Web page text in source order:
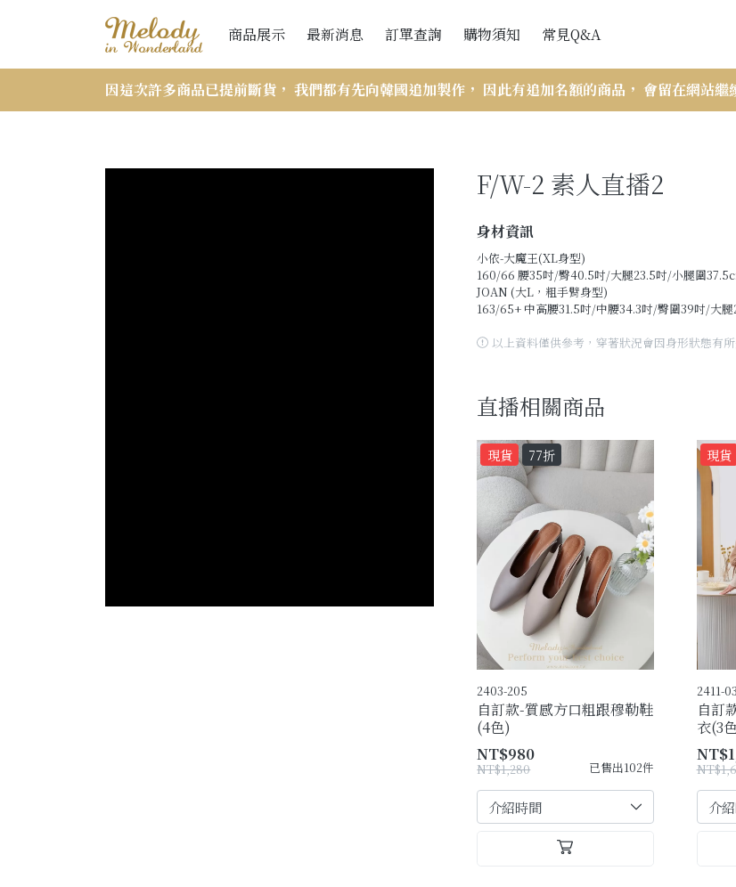
商品展示 最新消息 訂單查詢
訪客訂單查詢
購物須知
付款與出貨
折扣辦法
售後服務-瑕疵與寄錯商品
商品尺寸帳量示意圖與注意事項
常見Q&A
因這次許多商品已提前斷貨， 我們都有先向韓國追加製作， 因此有追加名額的商品， 會留在網站繼
F/W-2 素人直播2
身材資訊
小依-大魔王(XL身型)
160/66 腰35吋/臀40.5吋/大腿23.5吋/小腿圍
JOAN (大L，粗手臂身型)
163/65+ 中高腰31.5吋/中腰34.3吋/臀圍39吋/大
以上資料僅供參考，穿著狀況會因身形狀態有所
直播相關商品
現貨 77折
2403-205
自訂款-質感方口粗跟穆勒鞋
(4色)
NT$980
NT$1,280 已售出102件
現貨
2411-
自訂
衣(3